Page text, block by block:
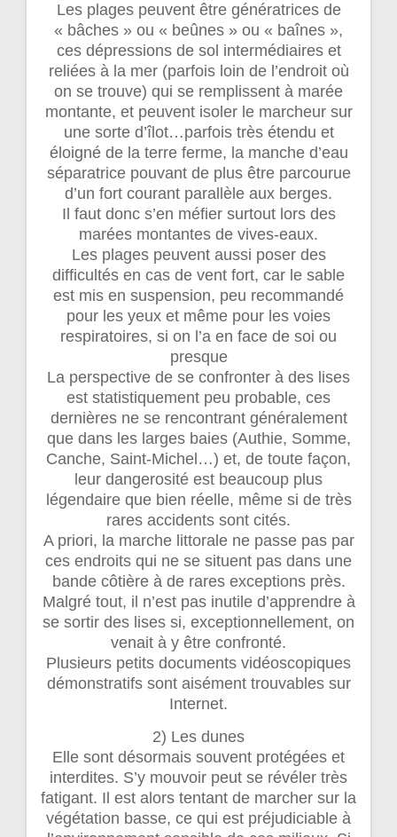
Les plages peuvent être génératrices de
« bâches » ou « beûnes » ou « baînes »,
ces dépressions de sol intermédiaires et
reliées à la mer (parfois loin de l’endroit où
on se trouve) qui se remplissent à marée
montante, et peuvent isoler le marcheur sur
une sorte d’îlot…parfois très étendu et
éloigné de la terre ferme, la manche d’eau
séparatrice pouvant de plus être parcourue
d’un fort courant parallèle aux berges.
Il faut donc s’en méfier surtout lors des
marées montantes de vives-eaux.
Les plages peuvent aussi poser des
difficultés en cas de vent fort, car le sable
est mis en suspension, peu recommandé
pour les yeux et même pour les voies
respiratoires, si on l’a en face de soi ou
presque
La perspective de se confronter à des lises
est statistiquement peu probable, ces
dernières ne se rencontrant généralement
que dans les larges baies (Authie, Somme,
Canche, Saint-Michel…) et, de toute façon,
leur dangerosité est beaucoup plus
légendaire que bien réelle, même si de très
rares accidents sont cités.
A priori, la marche littorale ne passe pas par
ces endroits qui ne se situent pas dans une
bande côtière à de rares exceptions près.
Malgré tout, il n’est pas inutile d’apprendre à
se sortir des lises si, exceptionnellement, on
venait à y être confronté.
Plusieurs petits documents vidéoscopiques
démonstratifs sont aisément trouvables sur
Internet.
2) Les dunes
Elle sont désormais souvent protégées et
interdites. S’y mouvoir peut se révéler très
fatigant. Il est alors tentant de marcher sur la
végétation basse, ce qui est préjudiciable à